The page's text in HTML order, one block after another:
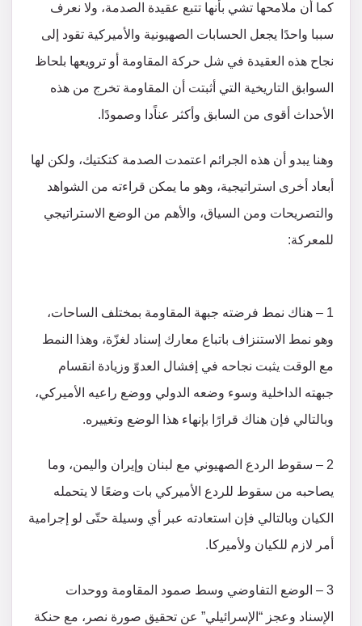
كما أن ملامحها تشي بأنها تتبع عقيدة الصدمة، ولا نعرف
سببا واحدًا يجعل الحسابات الصهيونية والأميركية تقود إلى
نجاح هذه العقيدة في شل حركة المقاومة أو ترويعها بلحاظ
السوابق التاريخية التي أثبتت أن المقاومة تخرج من هذه
الأحداث أقوى من السابق وأكثر عناًدا وصمودًا.
وهنا يبدو أن هذه الجرائم اعتمدت الصدمة كتكتيك، ولكن لها
أبعاد أخرى استراتيجية، وهو ما يمكن قراءته من الشواهد
والتصريحات ومن السياق، والأهم من الوضع الاستراتيجي
للمعركة:
1 – هناك نمط فرضته جبهة المقاومة بمختلف الساحات،
وهو نمط الاستنزاف باتباع معارك إسناد لغزّة، وهذا النمط
مع الوقت يثبت نجاحه في إفشال العدوّ وزيادة انقسام
جبهته الداخلية وسوء وضعه الدولي ووضع راعيه الأميركي،
وبالتالي فإن هناك قرارًا بإنهاء هذا الوضع وتغييره.
2 – سقوط الردع الصهيوني مع لبنان وإيران واليمن، وما
يصاحبه من سقوط للردع الأميركي بات وضعًا لا يتحمله
الكيان وبالتالي فإن استعادته عبر أي وسيلة حتّى لو إجرامية
أمر لازم للكيان ولأميركا.
3 – الوضع التفاوضي وسط صمود المقاومة ووحدات
الإسناد وعجز “الإسرائيلي” عن تحقيق صورة نصر، مع حنكة